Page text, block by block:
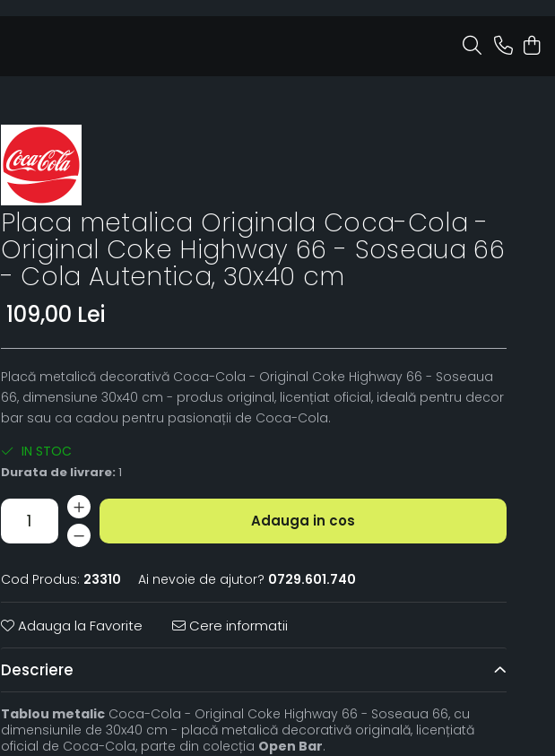
Placa metalica Originala Coca-Cola -
Original Coke Highway 66 - Soseaua 66
- Cola Autentica, 30x40 cm
109,00 Lei
Placă metalică decorativă Coca-Cola - Original Coke Highway 66 - Soseaua
66, dimensiune 30x40 cm - produs original, licențiat oficial, ideală pentru decor
bar sau ca cadou pentru pasionații de Coca-Cola.
IN STOC
Durata de livrare: 1
Adauga in cos
Cod Produs: 23310 Ai nevoie de ajutor? 0729.601.740
Adauga la Favorite Cere informatii
Descriere
Tablou metalicCoca-Cola - Original Coke Highway 66 - Soseaua 66, cu
dimensiunile de 30x40 cm - placă metalică decorativă originală, licențiată
oficial de Coca-Cola, parte din colecția Open Bar.